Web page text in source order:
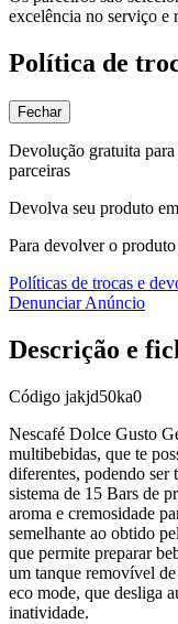
excelência no serviço e
Política de
Fechar
Devolução gratuita
parceiras
Devolva seu produto
Para devolver o
Políticas de trocas e
Denunciar Anúncio
Descrição e
Código jakjd50ka0
Nescafé Dolce Gusto
multibebidas, que te
diferentes, podendo ser
sistema de 15 Bars de
aroma e cremosidade
semelhante ao obtido
que permite preparar
um tanque removível
eco mode, que desliga
inatividade.